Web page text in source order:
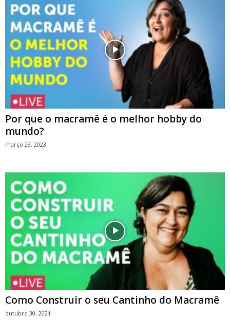
Por que o macramê é o melhor hobby do
mundo?
março 23, 2023
Como Construir o seu Cantinho do Macramê
outubro 30, 2021